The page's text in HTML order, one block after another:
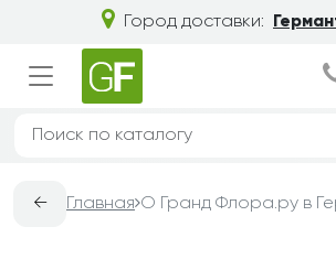
Город доставки:
← Главная